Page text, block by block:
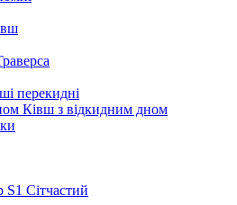
перекидні
Ківш з відкидним дном
Сітчастий